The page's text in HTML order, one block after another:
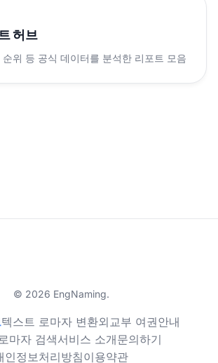
허브
위 등 공식 데이터를 분석한 리포트 모음
© 2026 EngNaming.
텍스트 로마자 변환외교부 여권안내
마자 검색서비스 소개문의하기
인정보처리방침이용약관